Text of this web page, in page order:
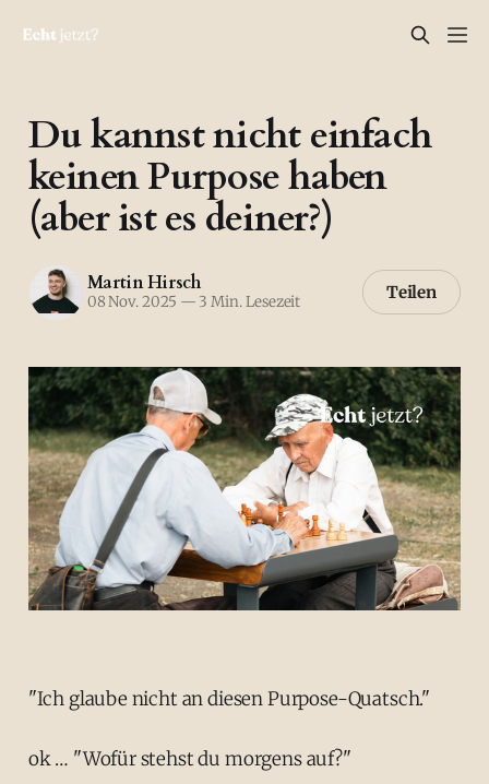
Du kannst nicht einfach
keinen Purpose haben
(aber ist es deiner?)
Martin Hirsch
08 Nov. 2025 — 3 Min. Lesezeit Teilen
"Ich glaube nicht an diesen Purpose-Quatsch."
ok … "Wofür stehst du morgens auf?"